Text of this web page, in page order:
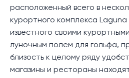
расположенный всего в
курортного комплекса
известного своими
луночным полем для гольфа,
близость к целому ряду
магазины и рестораны